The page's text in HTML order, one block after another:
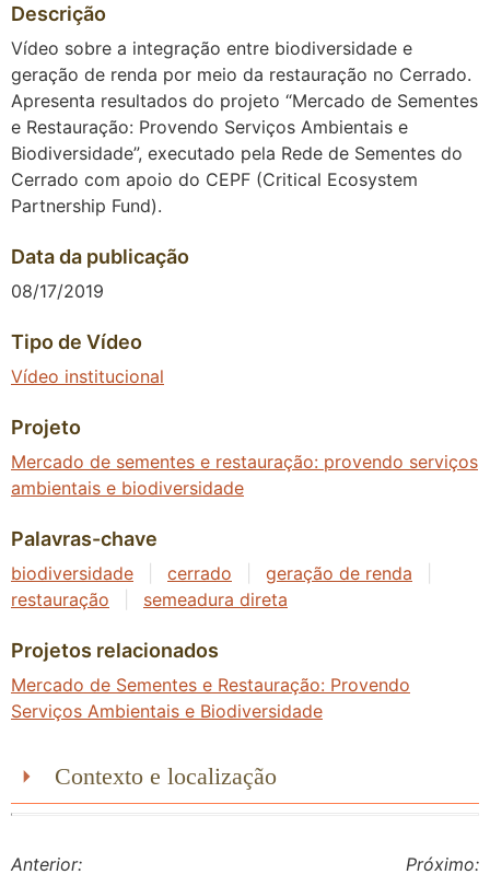
Descrição
Vídeo sobre a integração entre biodiversidade e
geração de renda por meio da restauração no Cerrado.
Apresenta resultados do projeto “Mercado de Sementes
e Restauração: Provendo Serviços Ambientais e
Biodiversidade”, executado pela Rede de Sementes do
Cerrado com apoio do CEPF (Critical Ecosystem
Partnership Fund).
Data da publicação
08/17/2019
Tipo de Vídeo
Vídeo institucional
Projeto
Mercado de sementes e restauração: provendo serviços
ambientais e biodiversidade
Palavras-chave
biodiversidade cerrado geração de renda
restauração
semeadura direta
Projetos relacionados
Mercado de Sementes e Restauração: Provendo
Serviços Ambientais e Biodiversidade
Contexto e localização
Anterior:
Próximo: